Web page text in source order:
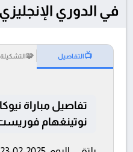
في الدوري الإنجليزي
📺التفاصيل 🧩
تفاصيل مباراة
نوتينغهام